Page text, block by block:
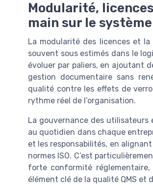
Modularité,
main sur le système
La modularité des licences et
souvent sous estimés dans le
évoluer par paliers, en ajoutant
gestion documentaire sans
qualité contre les effets de
rythme réel de l’organisation.
La gouvernance des
au quotidien dans chaque
et les responsabilités, en
normes ISO. C’est
forte conformité
élément clé de la qualité QMS et